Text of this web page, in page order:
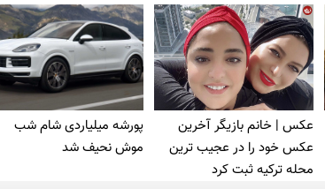
عکس | خانم بازیگر آخرین
عکس خود را در عجیب ترین
محله ترکیه ثبت کرد
پورشه میلیاردی شام شب
موش‌ نحیف شد